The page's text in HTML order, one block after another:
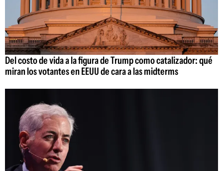
Del costo de vida a la figura de Trump como catalizador: qué
miran los votantes en EEUU de cara a las midterms